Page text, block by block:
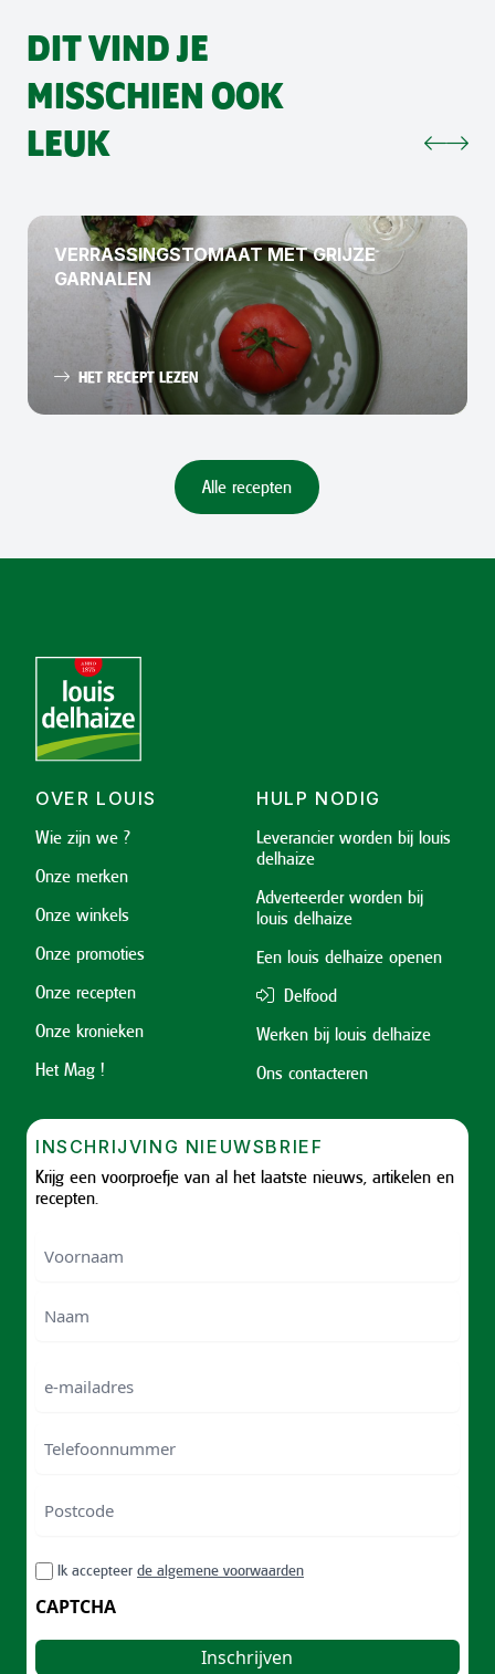
DIT VIND JE
MISSCHIEN OOK
LEUK
VERRASSINGSTOMAAT MET GRIJZE
GARNALEN
HET RECEPT LEZEN
Alle recepten
OVER LOUIS
Wie zijn we ?
Onze merken
Onze winkels
Onze promoties
Onze recepten
Onze kronieken
Het Mag !
HULP NODIG
Leverancier worden bij louis
delhaize
Adverteerder worden bij
louis delhaize
Een louis delhaize openen
Delfood
Werken bij louis delhaize
Ons contacteren
INSCHRIJVING NIEUWSBRIEF
Krijg een voorproefje van al het laatste nieuws, artikelen en
recepten.
mailadres
/
Postal
RGPDIk accepteer de algemene voorwaarden
CAPTCHA